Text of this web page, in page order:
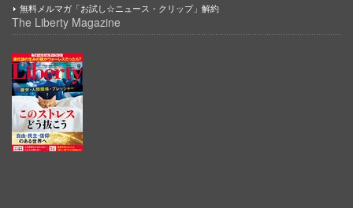
無料メルマガ「お試し☆ニュース・クリップ」解約
The Liberty Magazine